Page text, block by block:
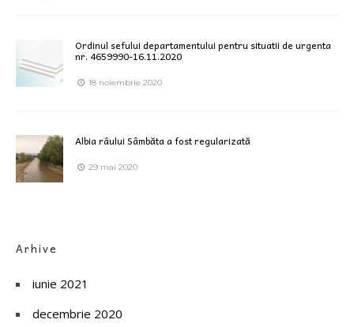
Ordinul sefului departamentului pentru situatii de urgenta
nr. 4659990-16.11.2020
18 noiembrie 2020
Albia râului Sâmbăta a fost regularizată
29 mai 2020
Arhive
iunie 2021
decembrie 2020